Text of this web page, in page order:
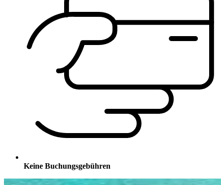
Keine Buchungsgebühren